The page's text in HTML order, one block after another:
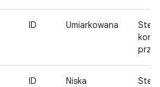
ID Umiarkowana
ID Niska